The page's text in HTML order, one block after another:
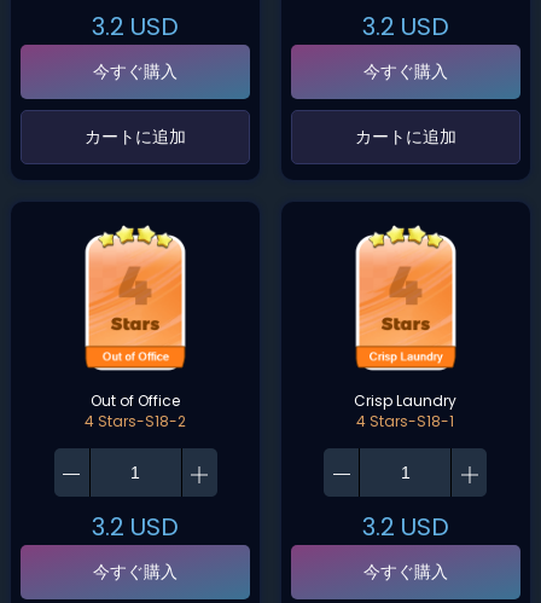
3.2 USD
今すぐ購入
‌カートに追加‌
3.2 USD
今すぐ購入
‌カートに追加‌
Out of Office
4 Stars-S18-2
3.2 USD
今すぐ購入
Crisp Laundry
4 Stars-S18-1
3.2 USD
今すぐ購入